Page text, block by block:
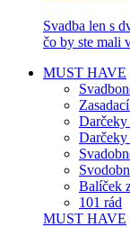
Svadba len s
čo by ste mali
MUST HAVE
Darčeky
Balíček
101 rád
MUST HAVE